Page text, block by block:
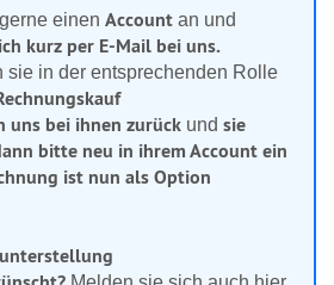
einen Account an und
kurz per E-Mail bei uns.
sie in der entsprechenden Rolle
uns bei ihnen zurück und sie
bitte neu in ihrem Account ein
ist nun als Option